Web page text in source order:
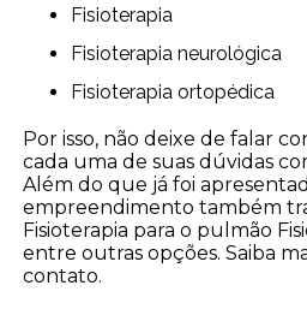
Fisioterapia
Fisioterapia neurológica
Fisioterapia ortopédica
Por isso, não deixe de falar
cada uma de suas dúvidas
Além do que já foi
empreendimento também
Fisioterapia para o pulmão
entre outras opções. Saiba
contato.